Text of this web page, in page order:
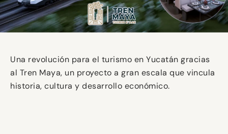
Una revolución para el turismo en Yucatán gracias
al Tren Maya, un proyecto a gran escala que vincula
historia, cultura y desarrollo económico.